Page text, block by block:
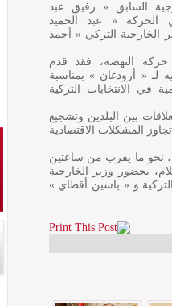
السابق « رفيق عبد
الحركة « عبد الحميد
الخارجية التركي « أحمد
النهضة، فقد قدم
لـ « أرودغان » بمناسبة
في الانتخابات التركية
بين البلدين وتشجيع
المشكلات الاقتصادية
نحو ما يقرب من ساعتين
بحضور وزير الخارجية
و « ياسين أقطاي »